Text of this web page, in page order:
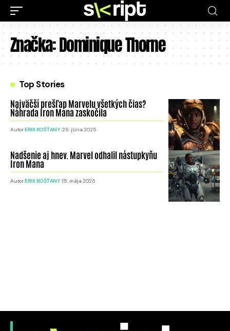
Značka:Dominique Thorne
Top Stories
Najväčší prešľap Marvelu všetkých čias?
Náhrada Iron Mana zaskočila
Autor:ERIK KOŠŤANY 25. júna 2025
Nadšenie aj hnev. Marvel odhalil nástupkyňu
Iron Mana
Autor:ERIK KOŠŤANY 15. mája 2025